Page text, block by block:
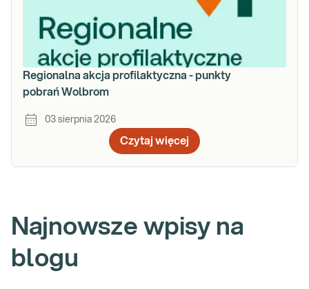
Regionalna akcja profilaktyczna - punkty
pobrań Wolbrom
03 sierpnia 2026
Czytaj więcej
Najnowsze wpisy na
blogu